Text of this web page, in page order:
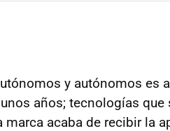
y autónomos es
años; tecnologías
acaba de recibir la